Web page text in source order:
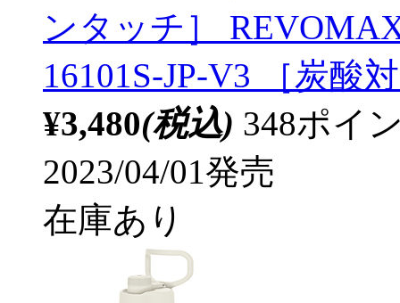
ンタッチ］
16101S-JP-V3 ［炭酸
¥3,480(税込) 348ポイ
2023/04/01発売
在庫あり